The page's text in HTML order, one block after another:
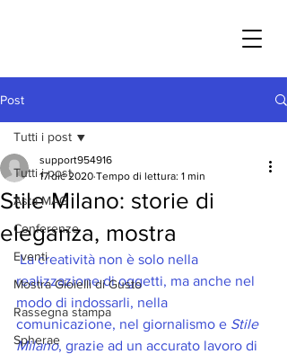
Post
Tutti i post
Asta MAG
Conferenze
Eventi
Mostra Gioielli di Gusto
Rassegna stampa
Spherae
Tutti i post
Stile Milano: storie di
eleganza, mostra
support954916
17 dic 2020 Tempo di lettura: 1 min
La creatività non è solo nella
realizzazione di oggetti, ma anche nel
modo di indossarli, nella
comunicazione, nel giornalismo e Stile
Milano, grazie ad un accurato lavoro di